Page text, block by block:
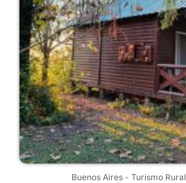
Buenos Aires - Turismo Rural